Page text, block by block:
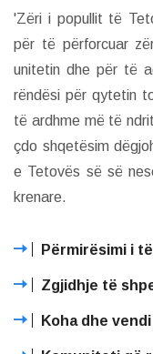
'Zëri i popullit të
për të përforcuar
unitetin dhe për të
rëndësi për qytetin
të ardhme më të
çdo shqetësim
e Tetovës së së
krenare.
Përmirësimi i
Zgjidhje të
Koha dhe